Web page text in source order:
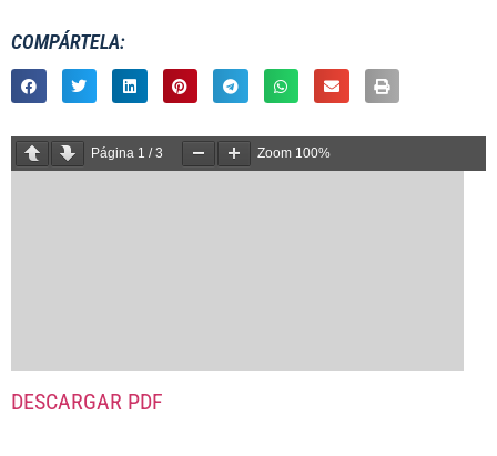
COMPÁRTELA:
Página 1 /3 Zoom 100%
DESCARGAR PDF